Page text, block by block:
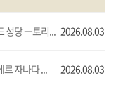
성당 ㅡ토리... 2026.08.03
르 자나다 ... 2026.08.03